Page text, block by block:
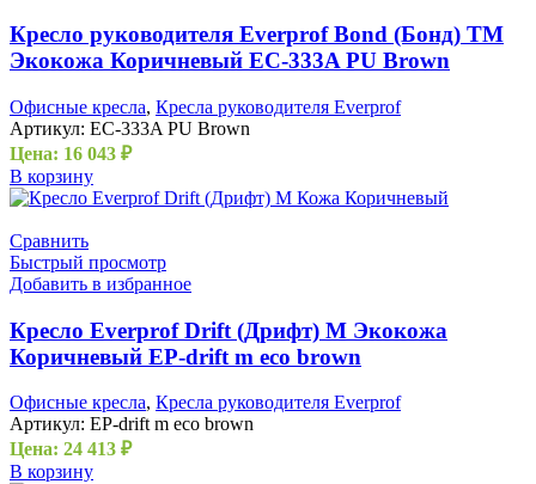
Кресло руководителя Everprof Bond (Бонд) TM
Экокожа Коричневый EC-333A PU Brown
Офисные кресла, Кресла руководителя Everprof
Артикул: EC-333A PU Brown
Цена: 16 043 ₽
В корзину
Сравнить
Быстрый просмотр
Добавить в избранное
Кресло Everprof Drift (Дрифт) M Экокожа
Коричневый EP-drift m eco brown
Офисные кресла, Кресла руководителя Everprof
Артикул: EP-drift m eco brown
Цена: 24 413 ₽
В корзину